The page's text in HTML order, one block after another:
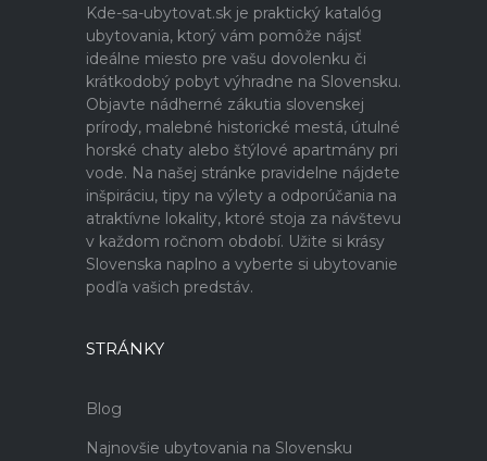
Kde-sa-ubytovat.sk je praktický katalóg
ubytovania, ktorý vám pomôže nájsť
ideálne miesto pre vašu dovolenku či
krátkodobý pobyt výhradne na Slovensku.
Objavte nádherné zákutia slovenskej
prírody, malebné historické mestá, útulné
horské chaty alebo štýlové apartmány pri
vode. Na našej stránke pravidelne nájdete
inšpiráciu, tipy na výlety a odporúčania na
atraktívne lokality, ktoré stoja za návštevu
v každom ročnom období. Užite si krásy
Slovenska naplno a vyberte si ubytovanie
podľa vašich predstáv.
STRÁNKY
Blog
Najnovšie ubytovania na Slovensku